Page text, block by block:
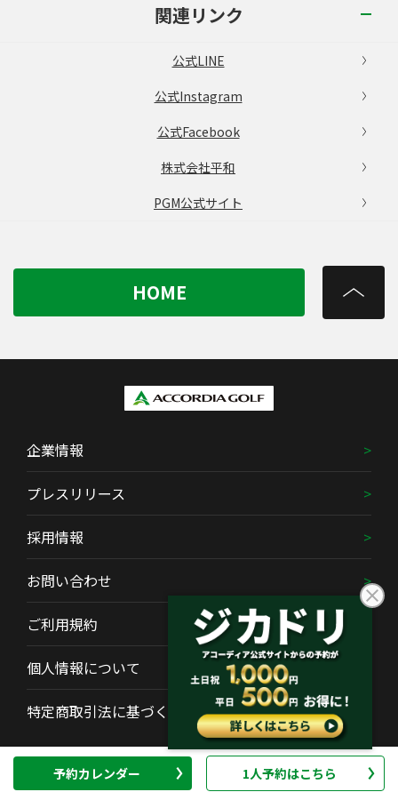
予約カレンダー 1人予約はこちら
関連リンク
公式LINE
公式Instagram
公式Facebook
株式会社平和
PGM公式サイト
HOME
企業情報
プレスリリース
採用情報
お問い合わせ
ご利用規約
個人情報について
特定商取引法に基づく表示
Copyright (C) ACCORDIA GOLF Co., Ltd. All Rights Reserved.